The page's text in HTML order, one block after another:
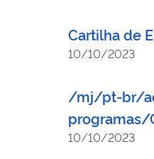
Cartilha de
10/10/2023
/mj/pt-br/
programas/
10/10/2023